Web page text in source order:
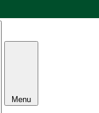
Menu